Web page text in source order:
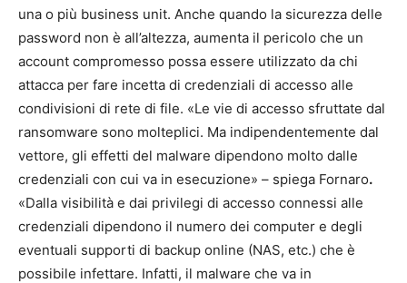
una o più business unit. Anche quando la sicurezza delle
password non è all’altezza, aumenta il pericolo che un
account compromesso possa essere utilizzato da chi
attacca per fare incetta di credenziali di accesso alle
condivisioni di rete di file. «Le vie di accesso sfruttate dal
ransomware sono molteplici. Ma indipendentemente dal
vettore, gli effetti del malware dipendono molto dalle
credenziali con cui va in esecuzione» – spiega Fornaro.
«Dalla visibilità e dai privilegi di accesso connessi alle
credenziali dipendono il numero dei computer e degli
eventuali supporti di backup online (NAS, etc.) che è
possibile infettare. Infatti, il malware che va in